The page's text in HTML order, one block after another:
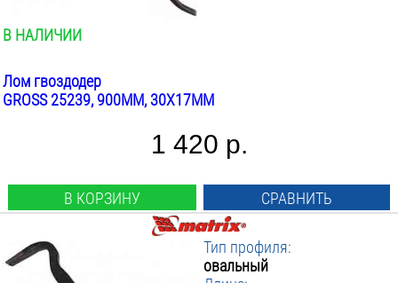
В НАЛИЧИИ
Лом гвоздодер
GROSS 25239, 900ММ, 30X17ММ
1 420 р.
В КОРЗИНУ СРАВНИТЬ
Тип профиля:
овальный